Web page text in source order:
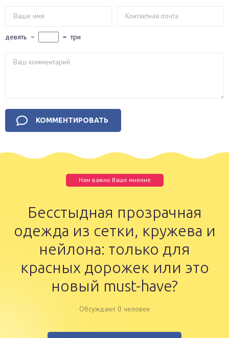
девять − = три
Нам важно Ваше мнение
Бесстыдная прозрачная
одежда из сетки, кружева и
нейлона: только для
красных дорожек или это
новый must-have?
Обсуждают 0 человек